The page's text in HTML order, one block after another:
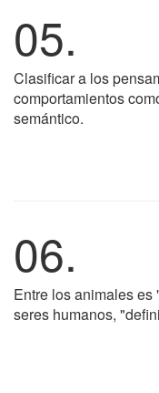
05.
Clasificar a los
comportamientos
semántico.
06.
Entre los animales es
seres humanos,